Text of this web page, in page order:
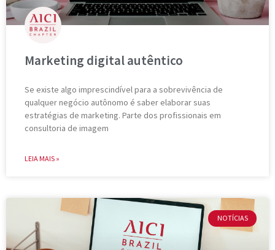
Marketing digital autêntico
Se existe algo imprescindível para a sobrevivência de
qualquer negócio autônomo é saber elaborar suas
estratégias de marketing. Parte dos profissionais em
consultoria de imagem
LEIA MAIS »
NOTÍCIAS